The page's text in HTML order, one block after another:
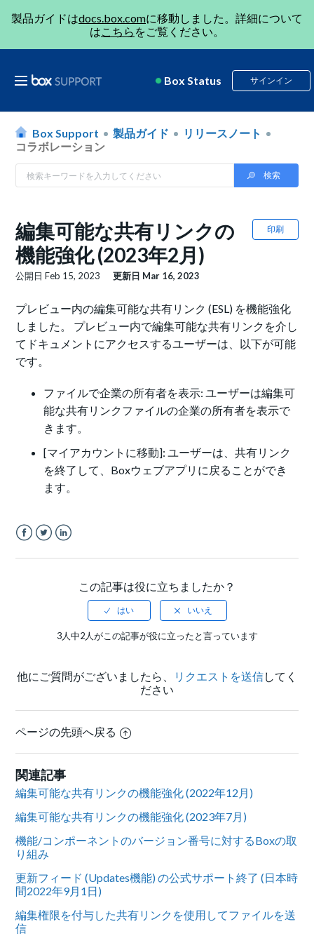
製品ガイドはdocs.box.comに移動しました。詳細について
はこちら をご覧ください。
Box Status サインイン
Box Support 製品ガイド
リリースノート
コラボレーション
印刷
編集可能な共有リンクの
機能強化 (2023年2月)
公開日Feb 15, 2023 更新日 Mar 16, 2023
プレビュー内の編集可能な共有リンク (ESL) を機能強化
しました。 プレビュー内で編集可能な共有リンクを介し
てドキュメントにアクセスするユーザーは、以下が可能
です。
ファイルで企業の所有者を表示: ユーザーは編集可
能な共有リンクファイルの企業の所有者を表示で
きます。
[マイアカウントに移動]: ユーザーは、共有リンク
を終了して、Boxウェブアプリに戻ることができ
ます。
この記事は役に立ちましたか？
3人中2人がこの記事が役に立ったと言っています
他にご質問がございましたら、 リクエストを送信してく
ださい
ページの先頭へ戻る
関連記事
編集可能な共有リンクの機能強化 (2022年12月)
編集可能な共有リンクの機能強化 (2023年7月)
機能/コンポーネントのバージョン番号に対するBoxの取
り組み
更新フィード (Updates機能) の公式サポート終了 (日本時
間2022年9月1日)
編集権限を付与した共有リンクを使用してファイルを送
信